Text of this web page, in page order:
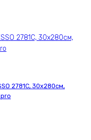
2781С, 30х280см,